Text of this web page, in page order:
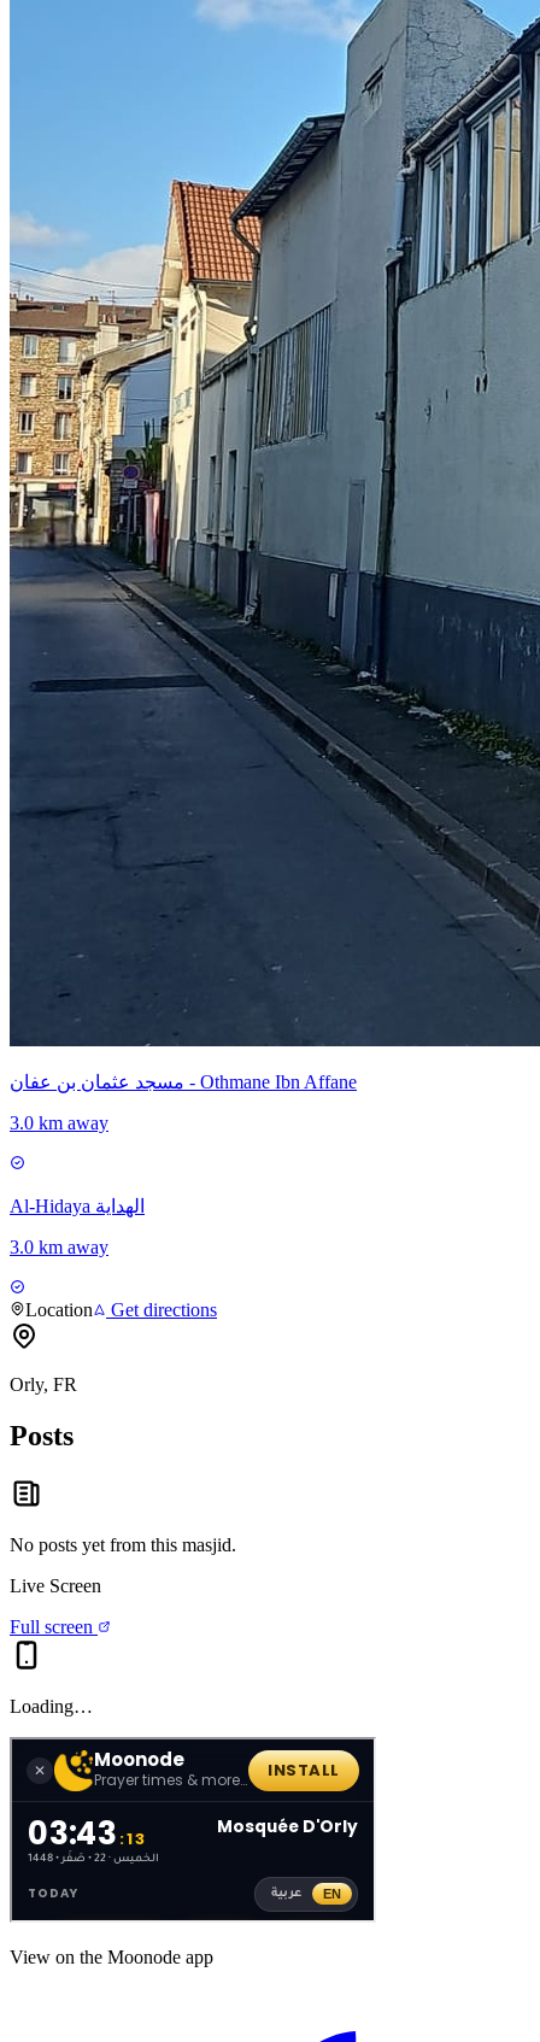
مسجد عثمان بن عفان - Othmane Ibn Affane
3.0 km away
Al-Hidaya الهداية
3.0 km away
Location Get directions
Orly, FR
Posts
No posts yet from this masjid.
Live Screen
Full screen
Loading…
View on the Moonode app